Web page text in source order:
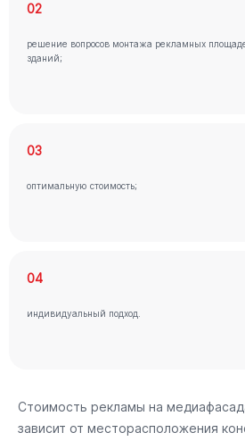
02
решение вопросов монтажа рекламных
зданий;
03
оптимальную стоимость;
04
индивидуальный подход.
Стоимость рекламы на
зависит от месторасположения